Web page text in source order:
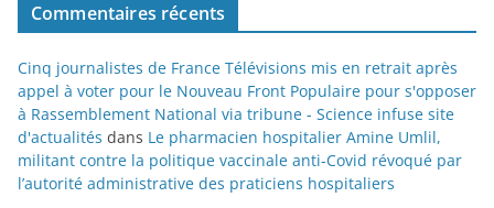
Commentaires récents
Cinq journalistes de France Télévisions mis en retrait après
appel à voter pour le Nouveau Front Populaire pour s'opposer
à Rassemblement National via tribune - Science infuse site
d'actualités dans Le pharmacien hospitalier Amine Umlil,
militant contre la politique vaccinale anti-Covid révoqué par
l’autorité administrative des praticiens hospitaliers